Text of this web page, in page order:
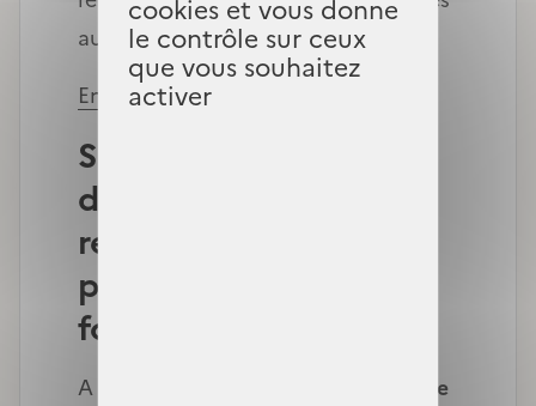
cookies et vous donne
le contrôle sur ceux
que vous souhaitez
activer
au paiement des cotisations.
En savoir plus
Simplification de la
déclaration de
ressources et des
pièces justificatives à
fournir
A partir de janvier 2025,
l’Assurance